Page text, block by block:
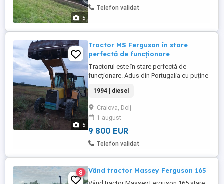
5
Telefon validat
5
Tractor MS Ferguson în stare
perfectă de funcționare
Tractorul este în stare perfectă de
funcționare. Adus din Portugalia cu puține
1994 | diesel
Craiova, Dolj
1 august
9 800 EUR
Telefon validat
8 Vând tractor Massey Ferguson 165